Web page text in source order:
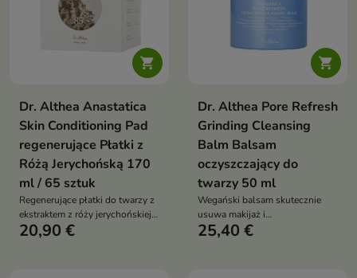

Dr. Althea Anastatica
Skin Conditioning Pad
regenerujące Płatki z
Różą Jerychońską 170
ml / 65 sztuk
Regenerujące płatki do twarzy z
ekstraktem z róży jerychońskiej,
które intensywnie nawilżają
20,90 €

Dr. Althea Pore Refresh
Grinding Cleansing
Balm Balsam
oczyszczający do
twarzy 50 ml
Wegański balsam skutecznie
usuwa makijaż i
zanieczyszczenia. Oczyszcza
25,40 €